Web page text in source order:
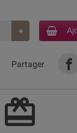
Partager
redeem